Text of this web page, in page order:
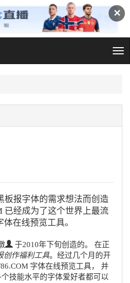
✕
板报字体的需求想法而创造
已经成为了这个世界上最流
在线预览工具。
于2010年下旬创造的。 在正
创作福利工具。经过几个月的开
字体在线预览工具， 并
技能水平的字体爱好者都可以